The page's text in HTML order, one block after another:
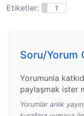
Etiketler:
T
Soru/Yorum
Yorumunla
paylaşmak ister
Yorumlar anlık